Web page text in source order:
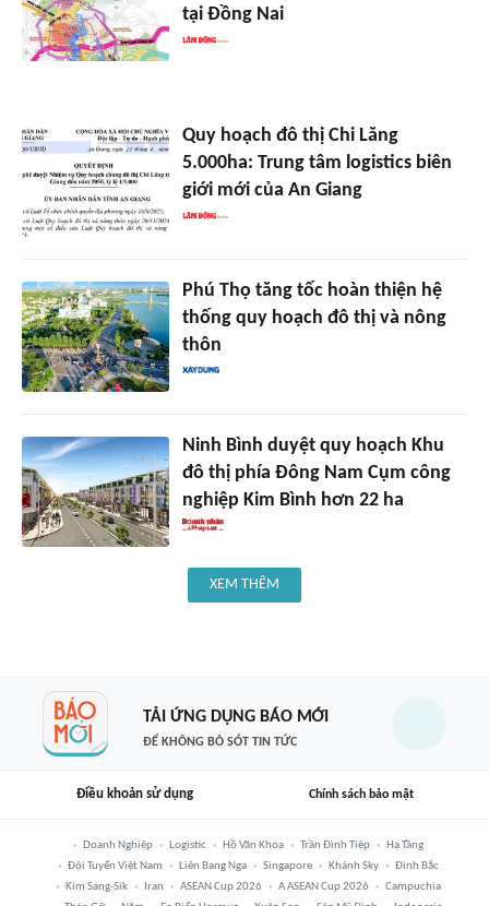
tại Đồng Nai
Quy hoạch đô thị Chi Lăng
5.000ha: Trung tâm logistics biên
giới mới của An Giang
Phú Thọ tăng tốc hoàn thiện hệ
thống quy hoạch đô thị và nông
thôn
Ninh Bình duyệt quy hoạch Khu
đô thị phía Đông Nam Cụm công
nghiệp Kim Bình hơn 22 ha
XEM THÊM
TẢI ỨNG DỤNG BÁO MỚI
ĐỂ KHÔNG BỎ SÓT TIN TỨC
Điều khoản sử dụng Chính sách bảo mật
Doanh Nghiệp Logistic Hồ Văn Khoa Trần Đình Tiệp
Hạ Tầng
Đội Tuyển Việt Nam
Liên Bang Nga Singapore Khánh Sky
Đình Bắc
Kim Sang-Sik
Iran ASEAN Cup 2026 A ASEAN Cup 2026
Campuchia